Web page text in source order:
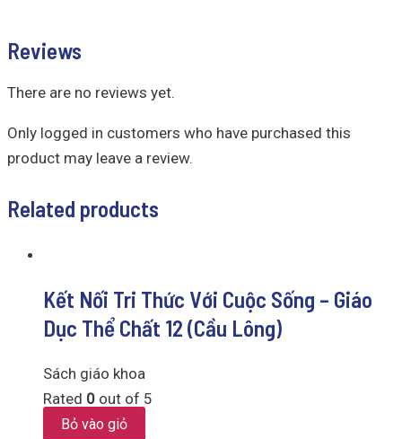
Reviews
There are no reviews yet.
Only logged in customers who have purchased this
product may leave a review.
Related products
Kết Nối Tri Thức Với Cuộc Sống – Giáo
Dục Thể Chất 12 (Cầu Lông)
Sách giáo khoa
Rated 0 out of 5
Bỏ vào giỏ